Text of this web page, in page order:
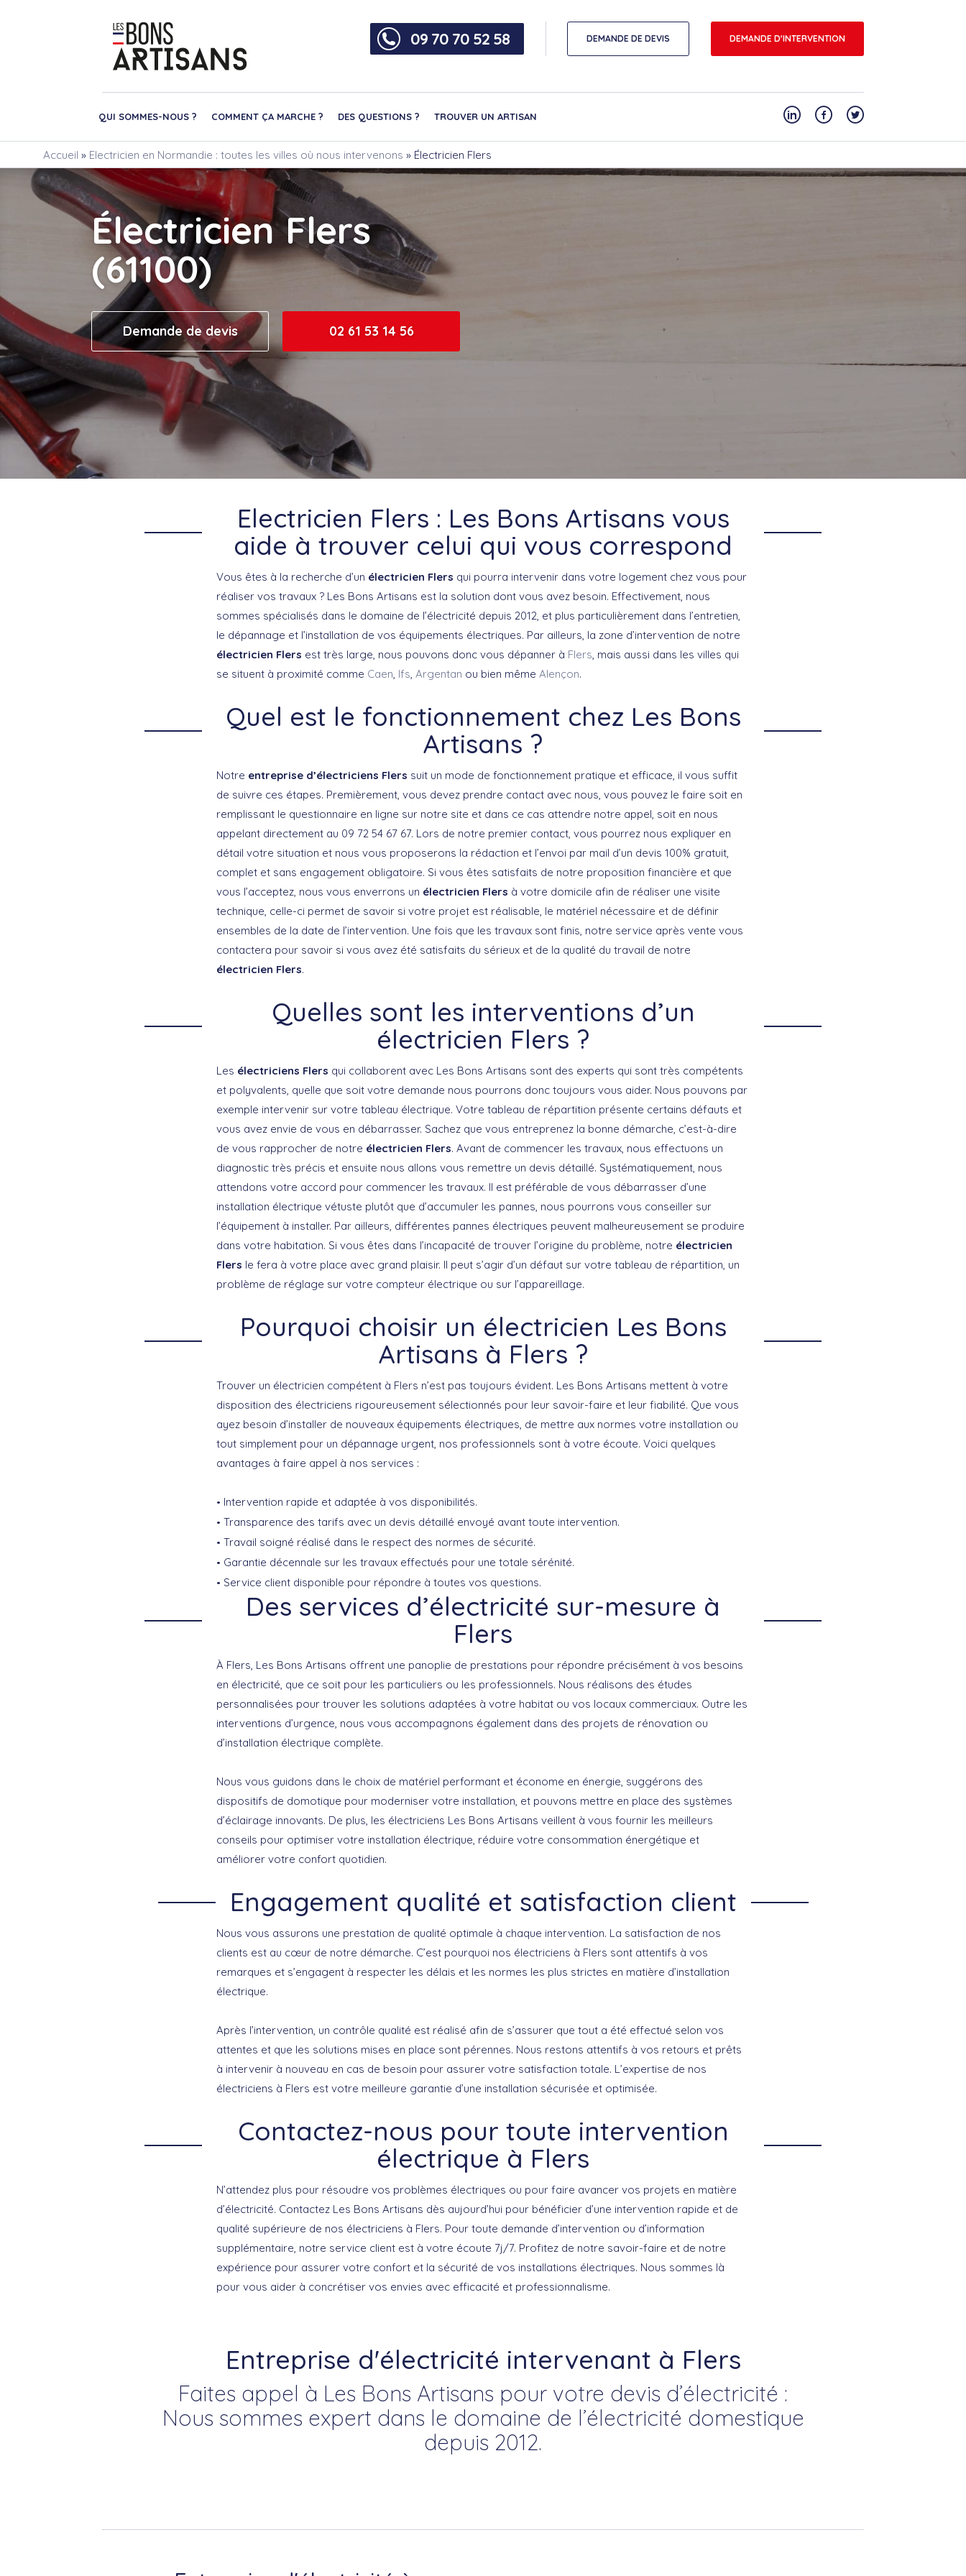
09 70 70 52 58 DEMANDE DE DEVIS DEMANDE D'INTERVENTION
QUI SOMMES-NOUS ? COMMENT ÇA MARCHE ? DES QUESTIONS ? TROUVER UN ARTISAN
Accueil » Electricien en Normandie : toutes les villes où nous intervenons » Électricien Flers
Électricien Flers
(61100)
Demande de devis 02 61 53 14 56
Electricien Flers : Les Bons Artisans vous
aide à trouver celui qui vous correspond
Vous êtes à la recherche d’un électricien Flers qui pourra intervenir dans votre logement chez vous pour
réaliser vos travaux ? Les Bons Artisans est la solution dont vous avez besoin. Effectivement, nous
sommes spécialisés dans le domaine de l’électricité depuis 2012, et plus particulièrement dans l’entretien,
le dépannage et l’installation de vos équipements électriques. Par ailleurs, la zone d’intervention de notre
électricien Flers est très large, nous pouvons donc vous dépanner à Flers, mais aussi dans les villes qui
se situent à proximité comme Caen, Ifs, Argentan ou bien même Alençon.
Quel est le fonctionnement chez Les Bons
Artisans ?
Notre entreprise d’électriciens Flers suit un mode de fonctionnement pratique et efficace, il vous suffit
de suivre ces étapes. Premièrement, vous devez prendre contact avec nous, vous pouvez le faire soit en
remplissant le questionnaire en ligne sur notre site et dans ce cas attendre notre appel, soit en nous
appelant directement au 09 72 54 67 67. Lors de notre premier contact, vous pourrez nous expliquer en
détail votre situation et nous vous proposerons la rédaction et l’envoi par mail d’un devis 100% gratuit,
complet et sans engagement obligatoire. Si vous êtes satisfaits de notre proposition financière et que
vous l’acceptez, nous vous enverrons un électricien Flers à votre domicile afin de réaliser une visite
technique, celle-ci permet de savoir si votre projet est réalisable, le matériel nécessaire et de définir
ensembles de la date de l’intervention. Une fois que les travaux sont finis, notre service après vente vous
contactera pour savoir si vous avez été satisfaits du sérieux et de la qualité du travail de notre
électricien Flers.
Quelles sont les interventions d’un
électricien Flers ?
Les électriciens Flers qui collaborent avec Les Bons Artisans sont des experts qui sont très compétents
et polyvalents, quelle que soit votre demande nous pourrons donc toujours vous aider. Nous pouvons par
exemple intervenir sur votre tableau électrique. Votre tableau de répartition présente certains défauts et
vous avez envie de vous en débarrasser. Sachez que vous entreprenez la bonne démarche, c’est-à-dire
de vous rapprocher de notre électricien Flers. Avant de commencer les travaux, nous effectuons un
diagnostic très précis et ensuite nous allons vous remettre un devis détaillé. Systématiquement, nous
attendons votre accord pour commencer les travaux. Il est préférable de vous débarrasser d’une
installation électrique vétuste plutôt que d’accumuler les pannes, nous pourrons vous conseiller sur
l’équipement à installer. Par ailleurs, différentes pannes électriques peuvent malheureusement se produire
dans votre habitation. Si vous êtes dans l’incapacité de trouver l’origine du problème, notre électricien
Flers le fera à votre place avec grand plaisir. Il peut s’agir d’un défaut sur votre tableau de répartition, un
problème de réglage sur votre compteur électrique ou sur l’appareillage.
Pourquoi choisir un électricien Les Bons
Artisans à Flers ?
Trouver un électricien compétent à Flers n’est pas toujours évident. Les Bons Artisans mettent à votre
disposition des électriciens rigoureusement sélectionnés pour leur savoir-faire et leur fiabilité. Que vous
ayez besoin d’installer de nouveaux équipements électriques, de mettre aux normes votre installation ou
tout simplement pour un dépannage urgent, nos professionnels sont à votre écoute. Voici quelques
avantages à faire appel à nos services :
Intervention rapide et adaptée à vos disponibilités.
Transparence des tarifs avec un devis détaillé envoyé avant toute intervention.
Travail soigné réalisé dans le respect des normes de sécurité.
Garantie décennale sur les travaux effectués pour une totale sérénité.
Service client disponible pour répondre à toutes vos questions.
Des services d’électricité sur-mesure à
Flers
À Flers, Les Bons Artisans offrent une panoplie de prestations pour répondre précisément à vos besoins
en électricité, que ce soit pour les particuliers ou les professionnels. Nous réalisons des études
personnalisées pour trouver les solutions adaptées à votre habitat ou vos locaux commerciaux. Outre les
interventions d’urgence, nous vous accompagnons également dans des projets de rénovation ou
d’installation électrique complète.
Nous vous guidons dans le choix de matériel performant et économe en énergie, suggérons des
dispositifs de domotique pour moderniser votre installation, et pouvons mettre en place des systèmes
d’éclairage innovants. De plus, les électriciens Les Bons Artisans veillent à vous fournir les meilleurs
conseils pour optimiser votre installation électrique, réduire votre consommation énergétique et
améliorer votre confort quotidien.
Engagement qualité et satisfaction client
Nous vous assurons une prestation de qualité optimale à chaque intervention. La satisfaction de nos
clients est au cœur de notre démarche. C’est pourquoi nos électriciens à Flers sont attentifs à vos
remarques et s’engagent à respecter les délais et les normes les plus strictes en matière d’installation
électrique.
Après l’intervention, un contrôle qualité est réalisé afin de s’assurer que tout a été effectué selon vos
attentes et que les solutions mises en place sont pérennes. Nous restons attentifs à vos retours et prêts
à intervenir à nouveau en cas de besoin pour assurer votre satisfaction totale. L’expertise de nos
électriciens à Flers est votre meilleure garantie d’une installation sécurisée et optimisée.
Contactez-nous pour toute intervention
électrique à Flers
N’attendez plus pour résoudre vos problèmes électriques ou pour faire avancer vos projets en matière
d’électricité. Contactez Les Bons Artisans dès aujourd’hui pour bénéficier d’une intervention rapide et de
qualité supérieure de nos électriciens à Flers. Pour toute demande d’intervention ou d’information
supplémentaire, notre service client est à votre écoute 7j/7. Profitez de notre savoir-faire et de notre
expérience pour assurer votre confort et la sécurité de vos installations électriques. Nous sommes là
pour vous aider à concrétiser vos envies avec efficacité et professionnalisme.
Entreprise d'électricité intervenant à Flers
Faites appel à Les Bons Artisans pour votre devis d’électricité :
Nous sommes expert dans le domaine de l’électricité domestique
depuis 2012.